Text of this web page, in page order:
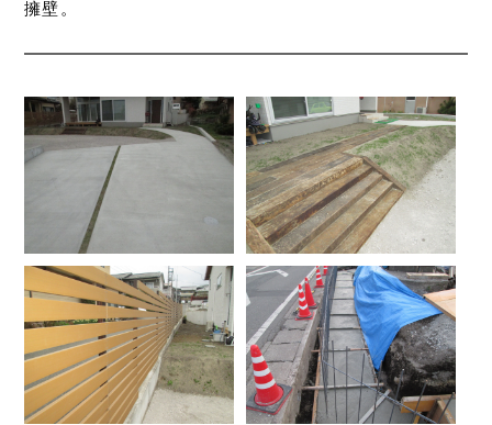
擁壁。